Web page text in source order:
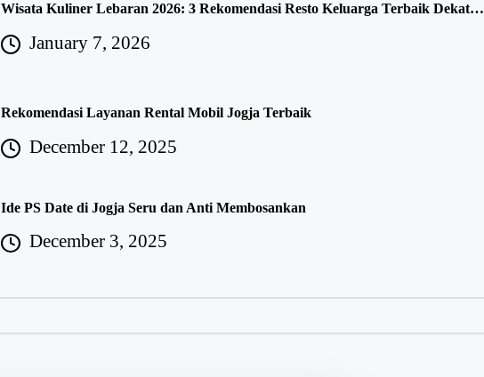
Wisata Kuliner Lebaran 2026: 3 Rekomendasi Resto Keluarga Terbaik Dekat…
January 7, 2026
Rekomendasi Layanan Rental Mobil Jogja Terbaik
December 12, 2025
Ide PS Date di Jogja Seru dan Anti Membosankan
December 3, 2025